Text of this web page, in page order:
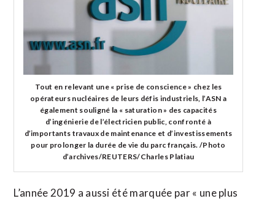
Tout en relevant une « prise de conscience » chez les
opérateurs nucléaires de leurs défis industriels, l’ASN a
également souligné la « saturation » des capacités
d’ingénierie de l’électricien public, confronté à
d’importants travaux de maintenance et d’investissements
pour prolonger la durée de vie du parc français. /Photo
d’archives/REUTERS/Charles Platiau
L’année 2019 a aussi été marquée par « une plus